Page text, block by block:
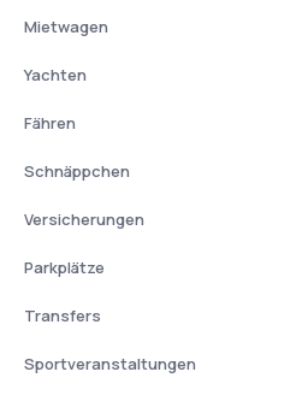
Mietwagen
Yachten
Fähren
Schnäppchen
Versicherungen
Parkplätze
Transfers
Sportveranstaltungen